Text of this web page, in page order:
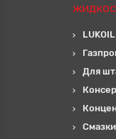
LUKOIL
Для